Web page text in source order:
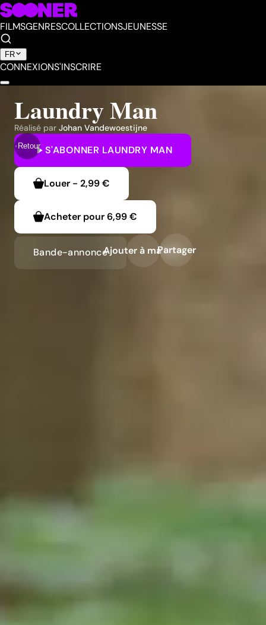
FILMSGENRESCOLLECTIONSJEUNESSE
FR
CONNEXIONS'INSCRIRE
Retour
Laundry Man
Réalisé par Johan Vandewoestijne
S'ABONNER LAUNDRY MAN
Louer - 2,99 €
Acheter pour6,99 €
Bande-annonceAjouter à ma liste
Partager